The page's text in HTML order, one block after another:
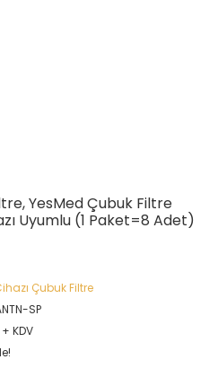
YesMed Çubuk Filtre
Uyumlu (1 Paket=8 Adet)
Çubuk Filtre
SP
+ KDV